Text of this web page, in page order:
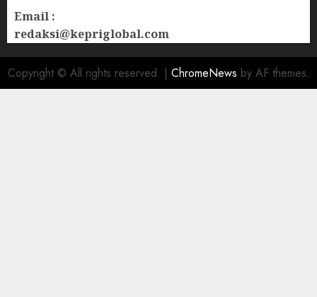
Email :
redaksi@kepriglobal.com
Copyright © All rights reserved. | ChromeNews by AF themes.